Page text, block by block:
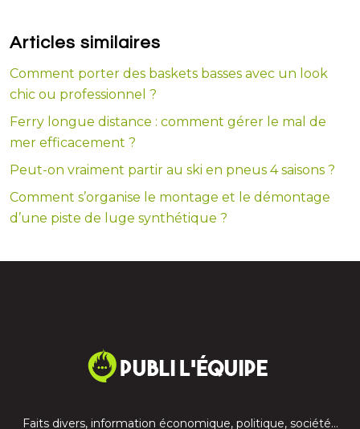
Articles similaires
Comment porter des baskets basses avec un look
chic ou professionnel ?
Ferry longue distance : comment gérer le mal de
mer efficacement ?
Peut-on vraiment partir au ski en pneus 4 saisons ?
Comment s’organise le montage et le démontage
d’une piste de luge synthétique ?
Faits divers, information économique, politique, société…